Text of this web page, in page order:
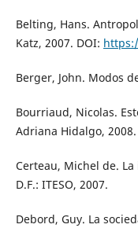
Belting, Hans.
Katz, 2007. DOI:
Berger, John. Modos
Bourriaud, Nicolas.
Adriana Hidalgo, 2008.
Certeau, Michel de.
D.F.: ITESO, 2007.
Debord, Guy. La